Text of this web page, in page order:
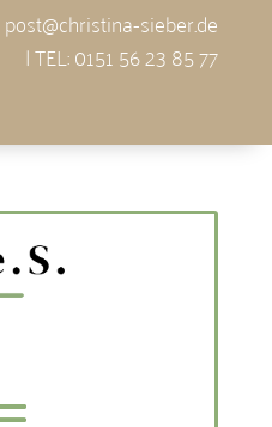
post@christina-sieber.de
| TEL: 0151 56 23 85 77